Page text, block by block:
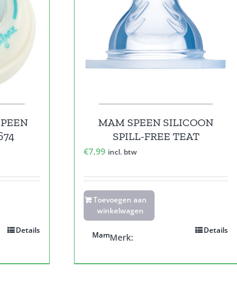
Details
MAM SPEEN SILICOON
SPILL-FREE TEAT
€7,99 incl. btw
Toevoegen aan
winkelwagen
Details
Merk:
Mam